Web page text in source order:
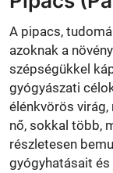
Betegségek
A pipacs,
azoknak a
szépségükkel
gyógyászati
élénkvörös
nő, sokkal több,
részletesen
gyógyhatásait